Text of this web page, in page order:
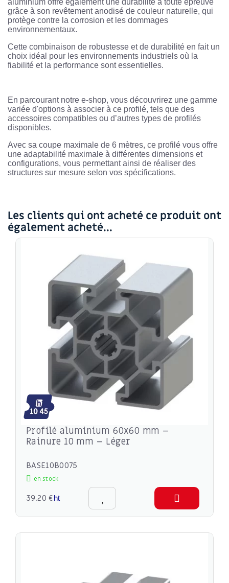
grâce à son revêtement anodisé de couleur naturelle, qui
protège contre la corrosion et les dommages
environnementaux.
Cette combinaison de robustesse et de durabilité en fait un
choix idéal pour les environnements industriels où la
fiabilité et la performance sont essentielles.
En parcourant notre e-shop, vous découvrirez une gamme
variée d'options à associer à ce profilé, tels que des
accessoires compatibles ou d’autres types de profilés
disponibles.
Avec sa coupe maximale de 6 mètres, ce profilé vous offre
une adaptabilité maximale à différentes dimensions et
configurations, vous permettant ainsi de réaliser des
structures sur mesure selon vos spécifications.
Les clients qui ont acheté ce produit ont
également acheté...
Profilé aluminium 60x60 mm –
Rainure 10 mm – Léger
BASE10B0075
en stock
39,20 €ht